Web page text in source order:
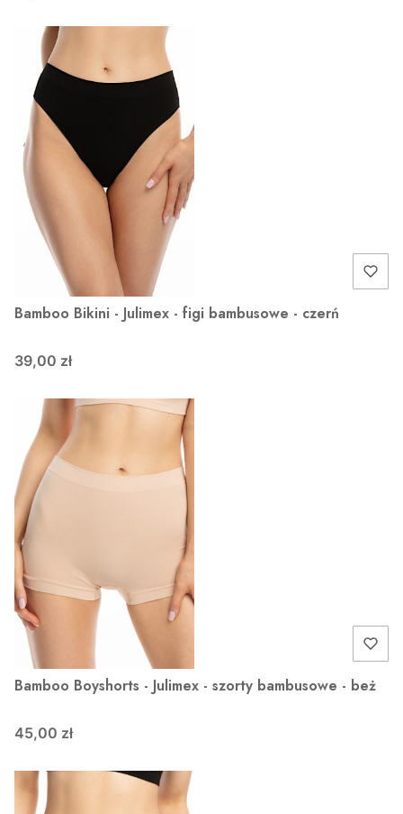
Bamboo Bikini - Julimex - figi bambusowe - czerń
39,00 zł
Bamboo Boyshorts - Julimex - szorty bambusowe - beż
45,00 zł